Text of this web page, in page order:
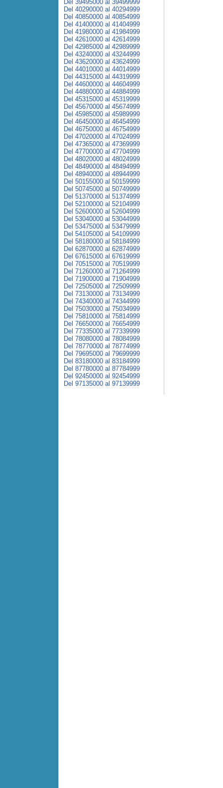
Del 39495000 al 39499999
Del 40290000 al 40294999
Del 40850000 al 40854999
Del 41400000 al 41404999
Del 41980000 al 41984999
Del 42610000 al 42614999
Del 42985000 al 42989999
Del 43240000 al 43244999
Del 43620000 al 43624999
Del 44010000 al 44014999
Del 44315000 al 44319999
Del 44600000 al 44604999
Del 44880000 al 44884999
Del 45315000 al 45319999
Del 45670000 al 45674999
Del 45985000 al 45989999
Del 46450000 al 46454999
Del 46750000 al 46754999
Del 47020000 al 47024999
Del 47365000 al 47369999
Del 47700000 al 47704999
Del 48020000 al 48024999
Del 48490000 al 48494999
Del 48940000 al 48944999
Del 50155000 al 50159999
Del 50745000 al 50749999
Del 51370000 al 51374999
Del 52100000 al 52104999
Del 52600000 al 52604999
Del 53040000 al 53044999
Del 53475000 al 53479999
Del 54105000 al 54109999
Del 58180000 al 58184999
Del 62870000 al 62874999
Del 67615000 al 67619999
Del 70515000 al 70519999
Del 71260000 al 71264999
Del 71900000 al 71904999
Del 72505000 al 72509999
Del 73130000 al 73134999
Del 74340000 al 74344999
Del 75030000 al 75034999
Del 75810000 al 75814999
Del 76650000 al 76654999
Del 77335000 al 77339999
Del 78080000 al 78084999
Del 78770000 al 78774999
Del 79695000 al 79699999
Del 83180000 al 83184999
Del 87780000 al 87784999
Del 92450000 al 92454999
Del 97135000 al 97139999